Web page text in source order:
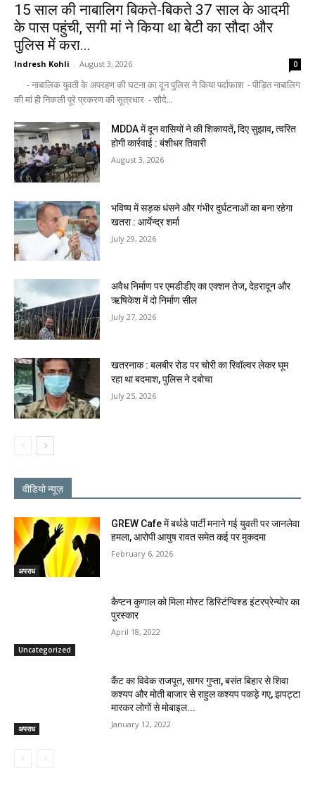
15 साल की नाबालिग बिकते-बिकते 37 साल के आदमी
के पास पहुंची, सगी मां ने किया था बेटी का सौदा और
पुलिस में करा...
Indresh Kohli - August 3, 2026 0
- नाबालिक युवती के अपरहण की घटना का दून पुलिस ने किया पर्दाफाश - पीड़ित नाबालिग
की मां ही निकली पूरे प्रकरण की सूत्रधार - सौदे...
MDDA में दून वासियों ने की शिकायतें, दिए सुझाव, त्वरित
होगी कार्रवाई : बंशीधर तिवारी
August 3, 2026
भविष्य में सड़क धंसने और गंभीर दुर्घटनाओं का बना रहेगा
खतरा : आर्येन्द्र शर्मा
July 29, 2026
अवैध निर्माण पर एमडीडीए का एक्शन तेज, देहरादून और
ऋषिकेश में दो निर्माण सील
July 27, 2026
खतरनाक : बलबीर रोड पर चोरी का रिवॉल्वर लेकर घूम
रहा था बदमाश, पुलिस ने दबोचा
July 25, 2026
वीडियो न्यूज़
अपराध
GREW Cafe में बर्थडे पार्टी मनाने गई युवती पर जानलेवा
हमला, आरोपी आयुष रावत समेत कई पर मुकदमा
February 6, 2026
Uncategorized
कैप्टन कुणाल को मिला मोस्ट डिस्टिंग्विश्ड इंटरप्रेन्योर का
पुरस्कार
April 18, 2022
अपराध
कैंट का विवेक राजपूत, सागर गुप्ता, बसंत बिहार से शिवा
कश्यप और मोती बाजार से राहुल कश्यप पकड़े गए, झपट्टा
मारकर लोगों से मोबाइल...
January 12, 2022